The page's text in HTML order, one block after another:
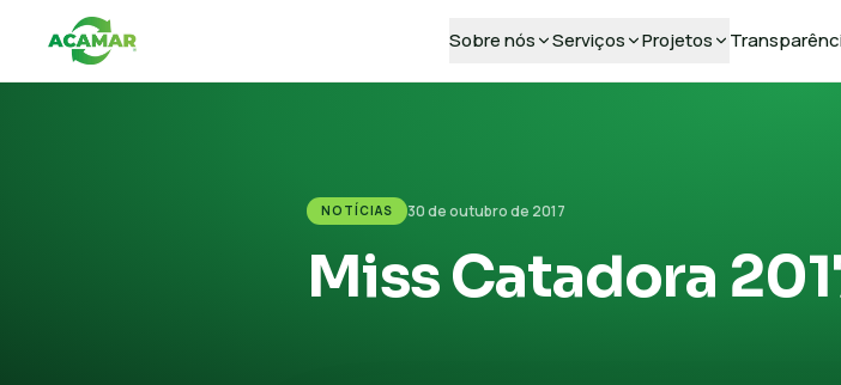
Sobre nós Serviços Projetos
NOTÍCIAS 30 de outubro de 2017
Miss Catadora